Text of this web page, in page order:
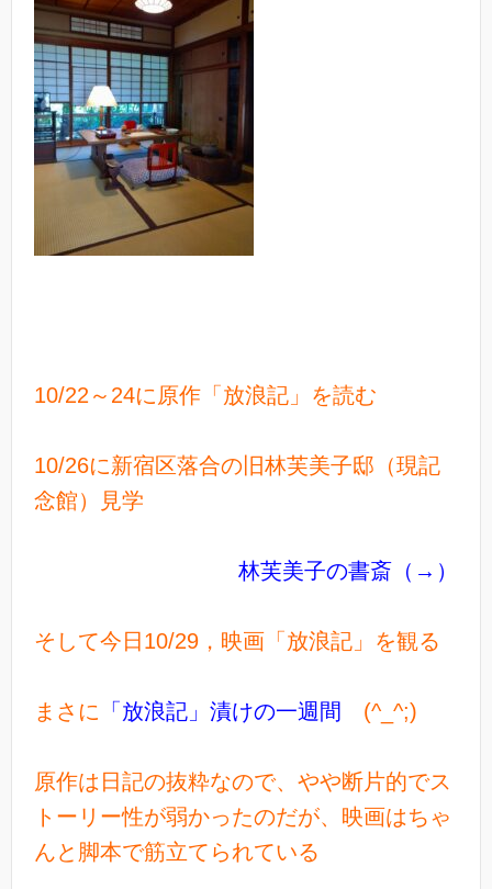
10/22～24に原作「放浪記」を読む
10/26に新宿区落合の旧林芙美子邸（現記
念館）見学
林芙美子の書斎（→）
そして今日10/29，映画「放浪記」を観る
まさに 「放浪記」漬けの一週間 (^_^;)
原作は日記の抜粋なので、やや断片的でス
トーリー性が弱かったのだが、映画はちゃ
んと脚本で筋立てられている